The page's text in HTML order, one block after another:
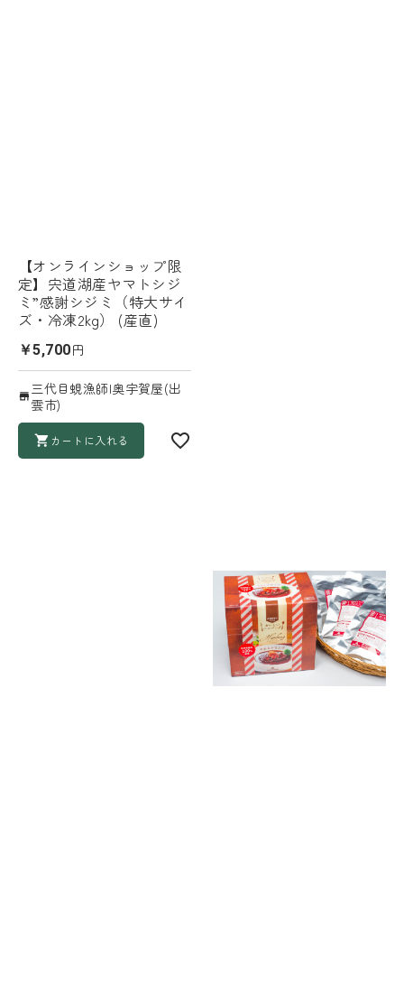
【オンラインショップ限
定】宍道湖産ヤマトシジ
ミ”感謝シジミ（特大サイ
ズ・冷凍2kg） (産直)
￥5,700円
三代目蜆漁師|奥宇賀屋(出
雲市)
カートに入れる